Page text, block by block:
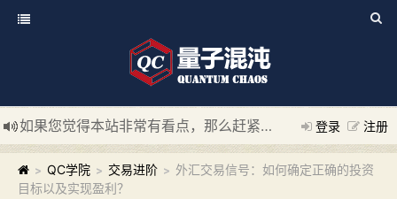
登录 注册
如果您觉得本站非常有看点，那么赶紧使用Ctrl+D 收藏我们吧
新添加量子混沌系统板块，欢迎大家访问！
---“量子混沌系
> QC学院 > 交易进阶 > 外汇交易信号：如何确定正确的投资
目标以及实现盈利？